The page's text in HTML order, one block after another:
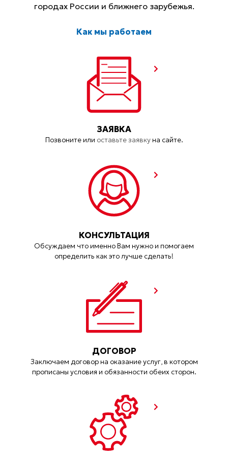
городах России и ближнего зарубежья.
Как мы работаем
ЗАЯВКА
Позвоните или оставьте заявкуна сайте.
КОНСУЛЬТАЦИЯ
Обсуждаем что именно Вам нужно и помогаем
определить как это лучше сделать!
ДОГОВОР
Заключаем договор на оказание услуг, в котором
прописаны условия и обязанности обеих сторон.